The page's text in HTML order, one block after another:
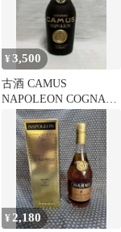
¥3,500
古酒 CAMUS
NAPOLEON COGNAC
カミュ ナポレオン
¥ 2,180